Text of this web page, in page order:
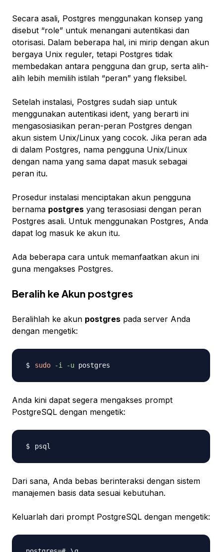
Secara asali, Postgres menggunakan konsep yang
disebut “role” untuk menangani autentikasi dan
otorisasi. Dalam beberapa hal, ini mirip dengan akun
bergaya Unix reguler, tetapi Postgres tidak
membedakan antara pengguna dan grup, serta alih-
alih lebih memilih istilah “peran” yang fleksibel.
Setelah instalasi, Postgres sudah siap untuk
menggunakan autentikasi ident, yang berarti ini
mengasosiasikan peran-peran Postgres dengan
akun sistem Unix/Linux yang cocok. Jika peran ada
di dalam Postgres, nama pengguna Unix/Linux
dengan nama yang sama dapat masuk sebagai
peran itu.
Prosedur instalasi menciptakan akun pengguna
bernama postgres yang terasosiasi dengan peran
Postgres asali. Untuk menggunakan Postgres, Anda
dapat log masuk ke akun itu.
Ada beberapa cara untuk memanfaatkan akun ini
guna mengakses Postgres.
Beralih ke Akun postgres
Beralihlah ke akun postgres pada server Anda
dengan mengetik:
sudo -i -u
Anda kini dapat segera mengakses prompt
PostgreSQL dengan mengetik:
Dari sana, Anda bebas berinteraksi dengan sistem
manajemen basis data sesuai kebutuhan.
Keluarlah dari prompt PostgreSQL dengan mengetik: